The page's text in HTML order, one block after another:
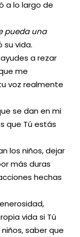
a lo largo de
pueda una
su vida.
a rezar
me
voz realmente
se dan en mi
que Tú estás
los niños, dejar
más duras
hechas
vida si Tú
saber que